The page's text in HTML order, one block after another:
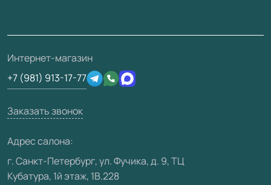
Отзывы клиентов
Техническая информация
Юридическая информация
Скачать материалы
3D-модели
О фабрике
Сертификаты
Производство
Вакансии
Видео
Карта сайта
Интернет-магазин
+7 (981) 913-17-77
Заказать звонок
Адрес салона:
г. Санкт-Петербург, ул. Фучика, д. 9, ТЦ
Кубатура, 1й этаж, 1В.228